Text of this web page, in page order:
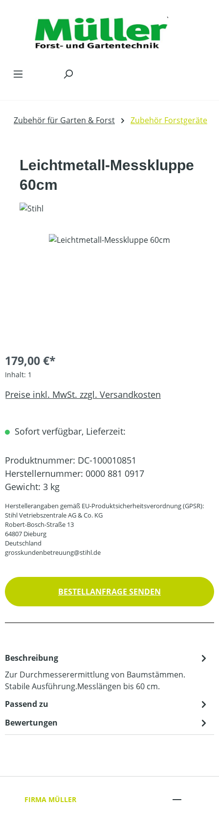
Zubehör für Garten & Forst Zubehör Forstgeräte
Leichtmetall-Messkluppe
60cm
Bildergalerie überspringen
179,00 €*
Inhalt: 1
Preise inkl. MwSt. zzgl. Versandkosten
Sofort verfügbar, Lieferzeit:
Produktnummer: DC-100010851
Herstellernummer: 0000 881 0917
Gewicht: 3 kg
Herstellerangaben gemäß EU-Produktsicherheitsverordnung (GPSR):
Stihl Vetriebszentrale AG & Co. KG
Robert-Bosch-Straße 13
64807 Dieburg
Deutschland
grosskundenbetreuung@stihl.de
BESTELLANFRAGE SENDEN
Beschreibung
Zur Durchmesserermittlung von Baumstämmen.
Stabile Ausführung.Messlängen bis 60 cm.
Passend zu
Bewertungen
FIRMA MÜLLER